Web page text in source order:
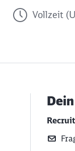
Vollzeit